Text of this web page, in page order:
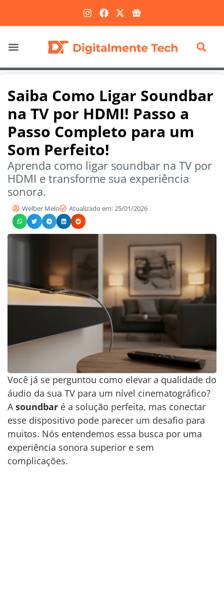
Saiba Como Ligar Soundbar
na TV por HDMI! Passo a
Passo Completo para um
Som Perfeito!
Aprenda como ligar soundbar na TV por
HDMI e transforme sua experiência
sonora.
Welber Melo Atualizado em: 25/01/2026
Você já se perguntou como elevar a qualidade do
áudio da sua TV para um nível cinematográfico?
Asoundbar é a solução perfeita, mas conectar
esse dispositivo pode parecer um desafio para
muitos. Nós entendemos essa busca por uma
experiência sonora superior e sem
complicações.